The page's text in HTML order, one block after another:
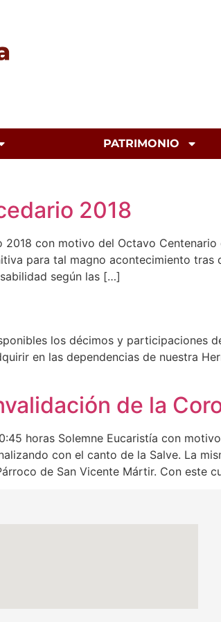
PATRIMONIO
2018
con motivo del Octavo
para tal magno acontecimiento
según las […]
los décimos y participaciones
en las dependencias de nuestra
de la
horas Solemne Eucaristía con motivo
con el canto de la Salve. La
de San Vicente Mártir. Con este